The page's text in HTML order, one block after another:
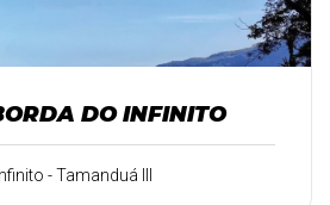
DO INFINITO
- Tamanduá III